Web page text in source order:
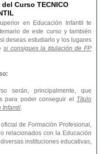
Curso TECNICO
en Educación Infantil te
de este curso y también
deseas estudiarlo y los lugares
si consigues la titulación de FP
serán, principalmente, que
para poder conseguir el Título
Infantil.
de Formación Profesional,
relacionados con la Educación
instituciones educativas,